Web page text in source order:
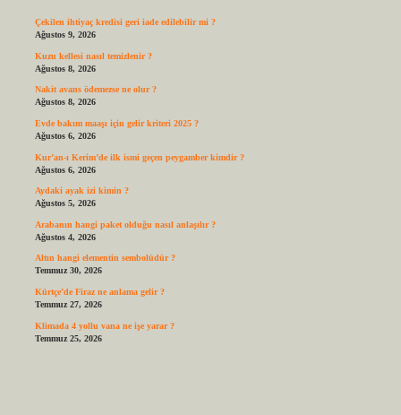
Çekilen ihtiyaç kredisi geri iade edilebilir mi ?
Ağustos 9, 2026
Kuzu kellesi nasıl temizlenir ?
Ağustos 8, 2026
Nakit avans ödemezse ne olur ?
Ağustos 8, 2026
Evde bakım maaşı için gelir kriteri 2025 ?
Ağustos 6, 2026
Kur’an-ı Kerim’de ilk ismi geçen peygamber kimdir ?
Ağustos 6, 2026
Aydaki ayak izi kimin ?
Ağustos 5, 2026
Arabanın hangi paket olduğu nasıl anlaşılır ?
Ağustos 4, 2026
Altın hangi elementin sembolüdür ?
Temmuz 30, 2026
Kürtçe’de Firaz ne anlama gelir ?
Temmuz 27, 2026
Klimada 4 yollu vana ne işe yarar ?
Temmuz 25, 2026